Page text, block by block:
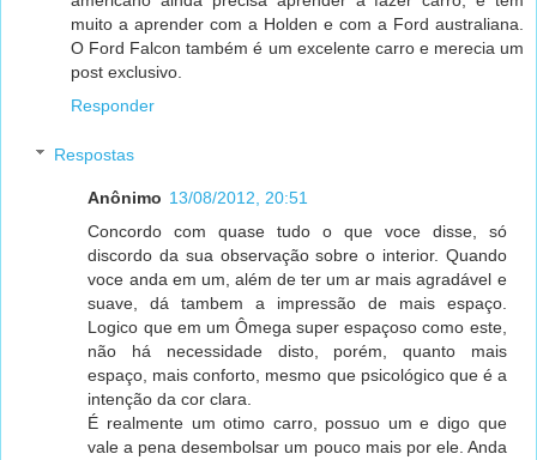
muito a aprender com a Holden e com a Ford australiana.
O Ford Falcon também é um excelente carro e merecia um
post exclusivo.
Responder
Respostas
Anônimo 13/08/2012, 20:51
Concordo com quase tudo o que voce disse, só
discordo da sua observação sobre o interior. Quando
voce anda em um, além de ter um ar mais agradável e
suave, dá tambem a impressão de mais espaço.
Logico que em um Ômega super espaçoso como este,
não há necessidade disto, porém, quanto mais
espaço, mais conforto, mesmo que psicológico que é a
intenção da cor clara.
É realmente um otimo carro, possuo um e digo que
vale a pena desembolsar um pouco mais por ele. Anda